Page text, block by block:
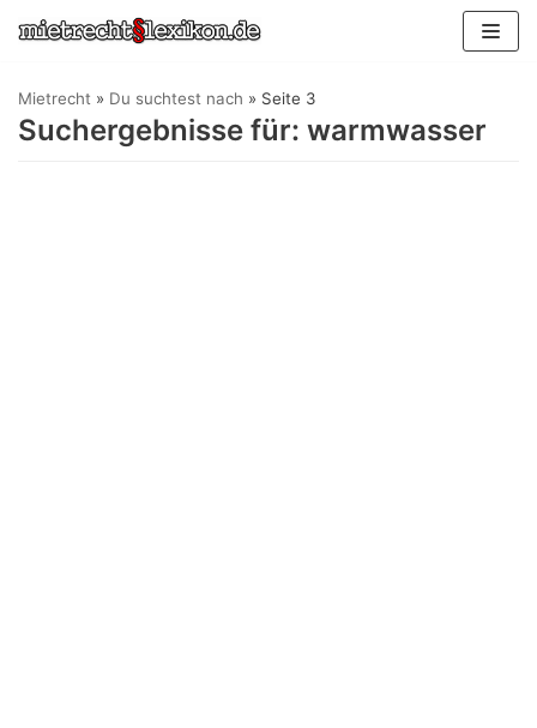
Zum
springen
Mietrecht » Du suchtest nach » Seite 3
Suchergebnisse für: warmwasser